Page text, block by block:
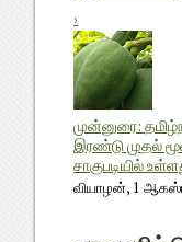
›
முன்னுரை:
இரண்டு முதல்
சாகுபடியில்
வியாழன், 1